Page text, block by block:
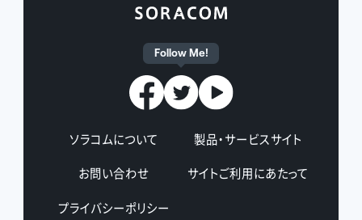
Follow Me!
ソラコムについて 製品・サービスサイト
お問い合わせ サイトご利用にあたって
プライバシーポリシー